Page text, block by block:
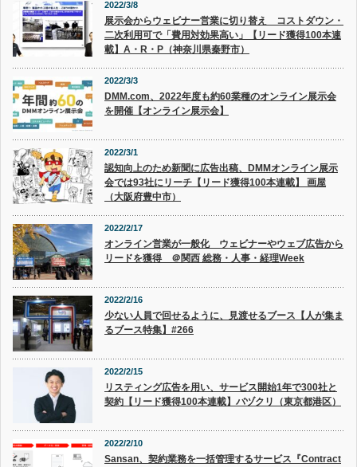
2022/3/8
展示会からウェビナー営業に切り替え コストダウン・
二次利用可で「費用対効果高い」【リード獲得100本連
載】A・R・P（神奈川県秦野市）
2022/3/3
DMM.com、2022年度も約60業種のオンライン展示会
を開催【オンライン展示会】
2022/3/1
認知向上のため新聞に広告出稿、DMMオンライン展示
会では93社にリーチ【リード獲得100本連載】 画屋
（大阪府豊中市）
2022/2/17
オンライン営業が一般化 ウェビナーやウェブ広告から
リードを獲得 ＠関西 総務・人事・経理Week
2022/2/16
少ない人員で回せるように、見渡せるブース【人が集ま
るブース特集】#266
2022/2/15
リスティング広告を用い、サービス開始1年で300社と
契約【リード獲得100本連載】バヅクリ（東京都港区）
2022/2/10
Sansan、契約業務を一括管理するサービス『Contract